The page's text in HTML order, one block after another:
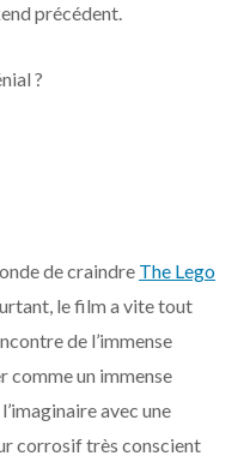
précédent.
?
de craindre The Lego
le film a vite tout
de l’immense
comme un immense
avec une
corrosif très conscient